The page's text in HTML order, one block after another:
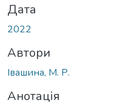
Дата
2022
Автори
Івашина, М. Р.
Анотація